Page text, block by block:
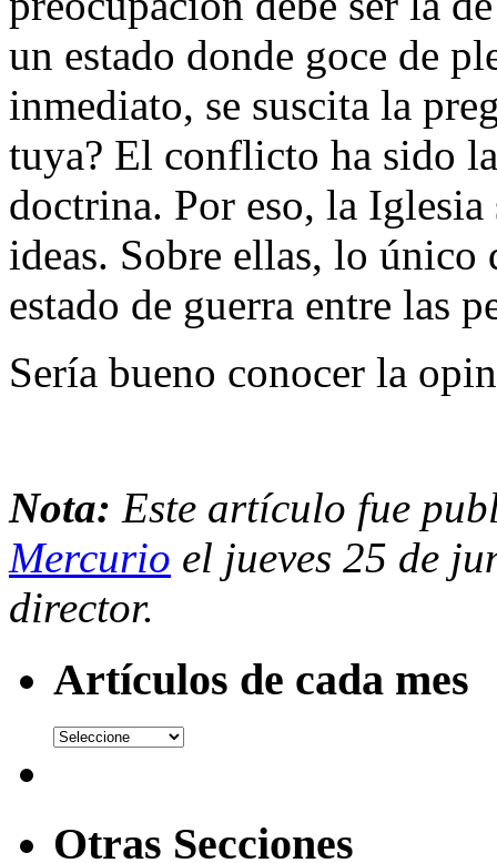
un estado donde goce de
inmediato, se suscita la
tuya? El conflicto ha sido
doctrina. Por eso, la Iglesia
ideas. Sobre ellas, lo único
estado de guerra entre las
Sería bueno conocer la
Nota: Este artículo fue
Mercurio el jueves 25 de
director.
Artículos de cada mes
Otras Secciones